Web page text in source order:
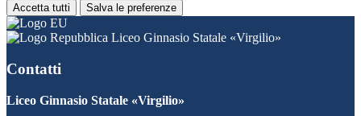
Accetta tutti Salva le preferenze
Liceo Ginnasio Statale «Virgilio»
Contatti
Liceo Ginnasio Statale «Virgilio»